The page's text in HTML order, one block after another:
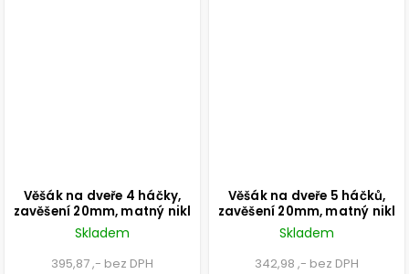
Věšák na dveře 4 háčky,
zavěšení 20mm, matný nikl
Skladem
395,87 ,- bez DPH
Věšák na dveře 5 háčků,
zavěšení 20mm, matný nikl
Skladem
342,98 ,- bez DPH